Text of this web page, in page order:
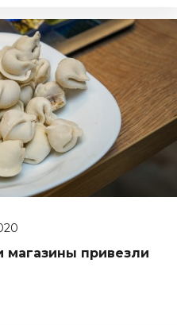
магазины привезли